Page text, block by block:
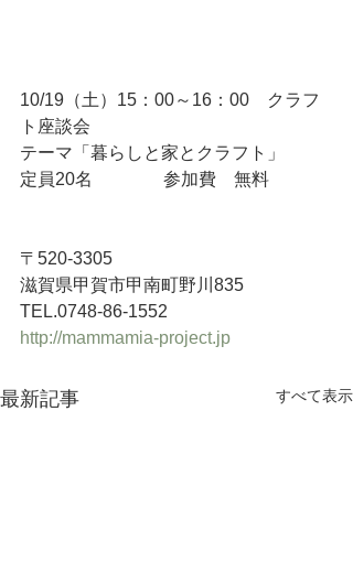
10/19（土）15：00～16：00　クラフ
ト座談会
テーマ「暮らしと家とクラフト」
定員20名　　　　参加費　無料
〒520-3305
滋賀県甲賀市甲南町野川835
TEL.0748-86-1552
http://mammamia-project.jp
最新記事 すべて表示